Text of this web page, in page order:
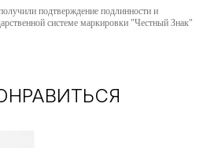
подтверждение подлинности и
системе маркировки "Честный Знак"